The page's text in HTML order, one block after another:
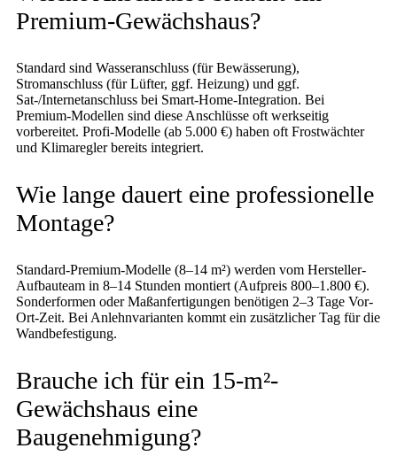
Premium-Gewächshaus?
Standard sind Wasseranschluss (für Bewässerung),
Stromanschluss (für Lüfter, ggf. Heizung) und ggf.
Sat-/Internetanschluss bei Smart-Home-Integration. Bei
Premium-Modellen sind diese Anschlüsse oft werkseitig
vorbereitet. Profi-Modelle (ab 5.000 €) haben oft Frostwächter
und Klimaregler bereits integriert.
Wie lange dauert eine professionelle
Montage?
Standard-Premium-Modelle (8–14 m²) werden vom Hersteller-
Aufbauteam in 8–14 Stunden montiert (Aufpreis 800–1.800 €).
Sonderformen oder Maßanfertigungen benötigen 2–3 Tage Vor-
Ort-Zeit. Bei Anlehnvarianten kommt ein zusätzlicher Tag für die
Wandbefestigung.
Brauche ich für ein 15-m²-
Gewächshaus eine
Baugenehmigung?